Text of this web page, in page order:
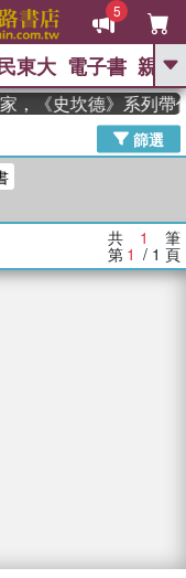
5
GO
高希均教授回憶錄
、 父親節 、 如果歷
學女孩：黎曼猜想 、
東大 電子書 親子
，《史坎德》系列帶
篩選
共 1 筆
第 1 / 1 頁